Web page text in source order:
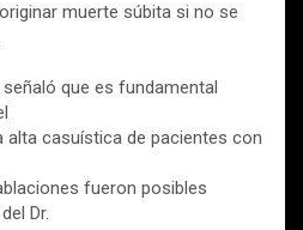
muerte súbita si no se
señaló que es fundamental
alta casuística de pacientes con
fueron posibles
Dr.